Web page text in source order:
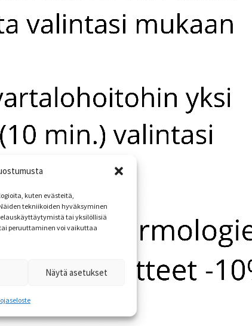
kuten evästeitä,
tekniikoiden hyväksyminen
tai yksilöllisiä
peruuttaminen voi vaikuttaa
Näytä asetukset